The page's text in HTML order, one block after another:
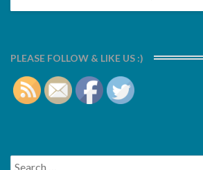
PLEASE FOLLOW & LIKE US :)
Search